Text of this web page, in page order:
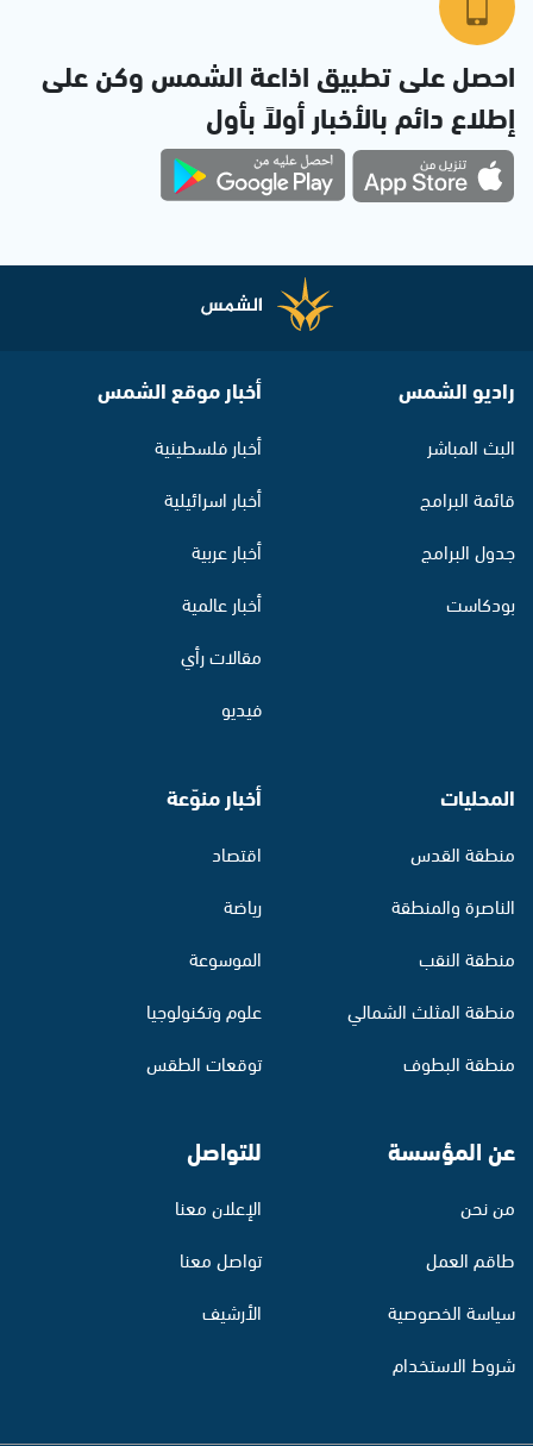
احصل على تطبيق اذاعة الشمس وكن على
إطلاع دائم بالأخبار أولاً بأول
راديو الشمس
البث المباشر
قائمة البرامج
جدول البرامج
بودكاست
أخبار موقع الشمس
أخبار فلسطينية
أخبار اسرائيلية
أخبار عربية
أخبار عالمية
مقالات رأي
فيديو
المحليات
منطقة القدس
الناصرة والمنطقة
منطقة النقب
منطقة المثلث الشمالي
منطقة البطوف
أخبار منوّعة
اقتصاد
رياضة
الموسوعة
علوم وتكنولوجيا
توقعات الطقس
عن المؤسسة
من نحن
طاقم العمل
سياسة الخصوصية
شروط الاستخدام
للتواصل
الإعلان معنا
تواصل معنا
الأرشيف